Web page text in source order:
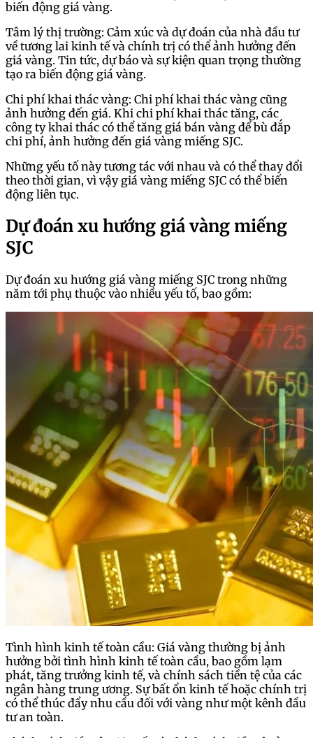
biến động giá vàng.
Tâm lý thị trường: Cảm xúc và dự đoán của nhà đầu tư
về tương lai kinh tế và chính trị có thể ảnh hưởng đến
giá vàng. Tin tức, dự báo và sự kiện quan trọng thường
tạo ra biến động giá vàng.
Chi phí khai thác vàng: Chi phí khai thác vàng cũng
ảnh hưởng đến giá. Khi chi phí khai thác tăng, các
công ty khai thác có thể tăng giá bán vàng để bù đắp
chi phí, ảnh hưởng đến giá vàng miếng SJC.
Những yếu tố này tương tác với nhau và có thể thay đổi
theo thời gian, vì vậy giá vàng miếng SJC có thể biến
động liên tục.
Dự đoán xu hướng giá vàng miếng
SJC
Dự đoán xu hướng giá vàng miếng SJC trong những
năm tới phụ thuộc vào nhiều yếu tố, bao gồm:
Tình hình kinh tế toàn cầu: Giá vàng thường bị ảnh
hưởng bởi tình hình kinh tế toàn cầu, bao gồm lạm
phát, tăng trưởng kinh tế, và chính sách tiền tệ của các
ngân hàng trung ương. Sự bất ổn kinh tế hoặc chính trị
có thể thúc đẩy nhu cầu đối với vàng như một kênh đầu
tư an toàn.